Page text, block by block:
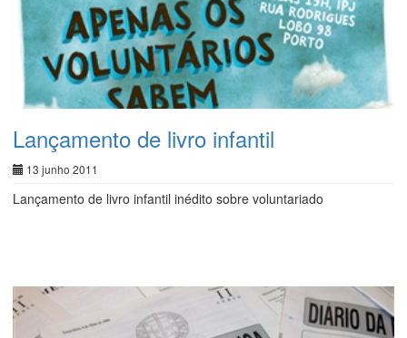
Lançamento de livro infantil
13 junho 2011
Lançamento de livro infantil inédito sobre voluntariado